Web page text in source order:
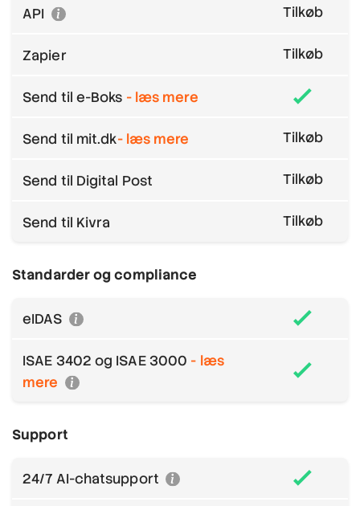
API Tilkøb
Zapier Tilkøb
Send til e-Boks - læs mere
Send til mit.dk- læs mere Tilkøb
Send til Digital Post Tilkøb
Send til Kivra Tilkøb
Standarder og compliance
eIDAS
ISAE 3402 og ISAE 3000 - læs
mere
Support
24/7 AI-chatsupport